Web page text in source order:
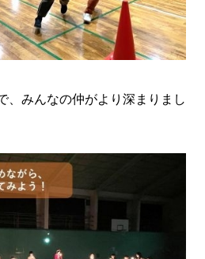
、みんなの仲がより深まりまし